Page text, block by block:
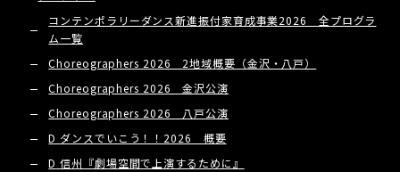
コンテンポラリーダンス新進振付家育成事業2026 全プログラ
ム一覧
Choreographers 2026 2地域概要（金沢・八戸）
Choreographers 2026 金沢公演
Choreographers 2026 八戸公演
D ダンスでいこう！！2026 概要
D 信州『劇場空間で上演するために』